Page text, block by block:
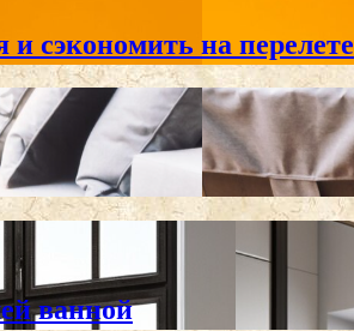
сэкономить на перелете
ванной